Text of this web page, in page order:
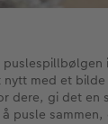
nytt med et
dere, gi det en
pusle